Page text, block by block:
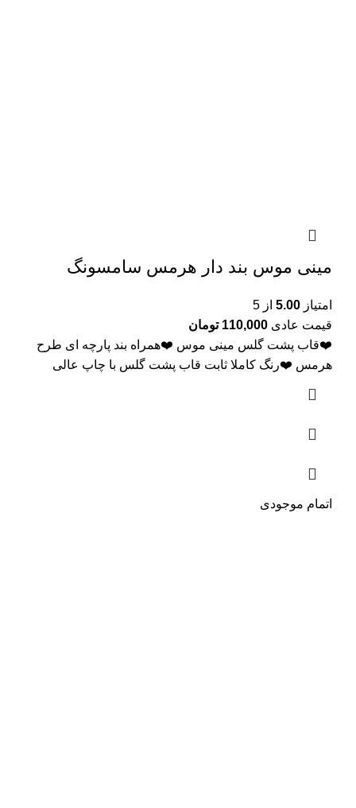
مینی موس بند دار هرمس سامسونگ
امتیاز 5.00 از 5
قیمت عادی 110,000 تومان
❤️قاب پشت گلس مینی موس ❤️همراه بند پارچه ای طرح
هرمس ❤️رنگ کاملا ثابت قاب پشت گلس با چاپ عالی
اتمام موجودی